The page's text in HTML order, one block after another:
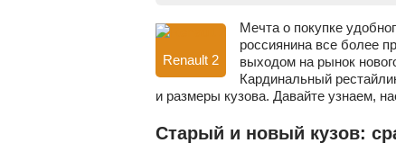
Renault 2
Мечта о покупке
россиянина все более
выходом на рынок
Кардинальный
и размеры кузова. Давайте узнаем,
Старый и новый кузов: